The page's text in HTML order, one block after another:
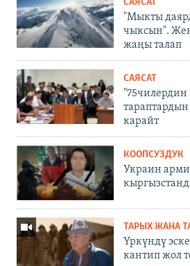
САЯСАТ
"Мыкты
чыксын".
жаңы талап
САЯСАТ
карайт
КООПСУЗДУК
Украин
ТАРЫХ ЖАНА
Үркүндү
кантип жол